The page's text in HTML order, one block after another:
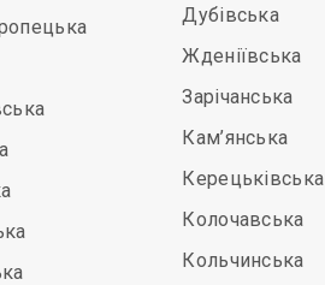
Дубівська
Жденіївська
Зарічанська
Кам’янська
Керецьківська
Колочавська
Кольчинська